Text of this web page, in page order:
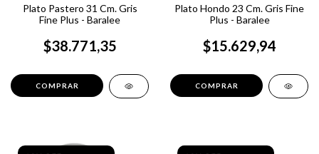
Plato Pastero 31 Cm. Gris
Fine Plus - Baralee
$38.771,35
Plato Hondo 23 Cm. Gris Fine
Plus - Baralee
$15.629,94